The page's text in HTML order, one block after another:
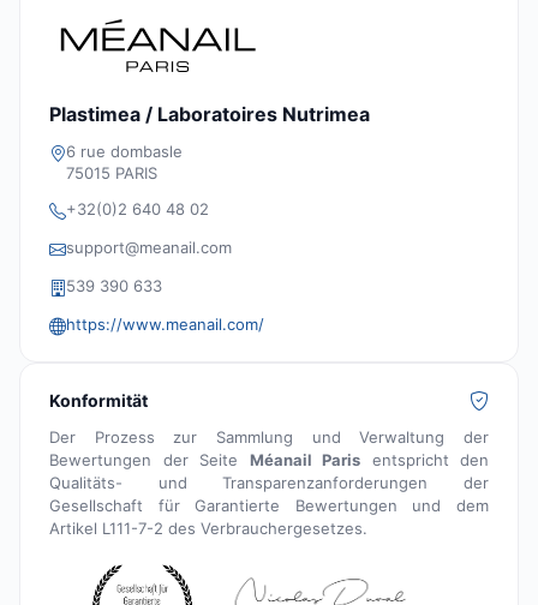
Plastimea / Laboratoires Nutrimea
6 rue dombasle
75015 PARIS
+32(0)2 640 48 02
support@meanail.com
539 390 633
https://www.meanail.com/
Konformität
Der Prozess zur Sammlung und Verwaltung der
Bewertungen der Seite Méanail Paris entspricht den
Qualitäts- und Transparenzanforderungen der
Gesellschaft für Garantierte Bewertungen und dem
Artikel L111-7-2 des Verbrauchergesetzes.